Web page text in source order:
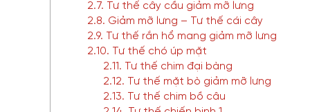
2.7. Tư thế cây cầu giảm mỡ lưng
2.8. Giảm mỡ lưng – Tư thế cái cây
2.9. Tư thế rắn hổ mang giảm mỡ lưng
2.10. Tư thế chó úp mặt
2.11. Tư thế chim đại bàng
2.12. Tư thế mặt bò giảm mỡ lưng
2.13. Tư thế chim bồ câu